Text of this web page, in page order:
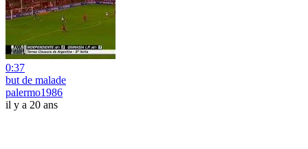
0:37
but de malade
palermo1986
il y a 20 ans